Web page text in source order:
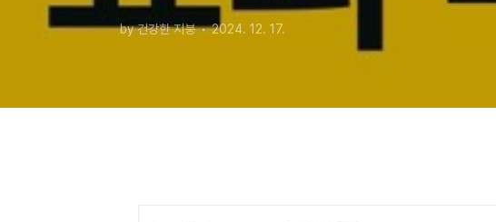
by 건강한 지붕 2024. 12. 17.